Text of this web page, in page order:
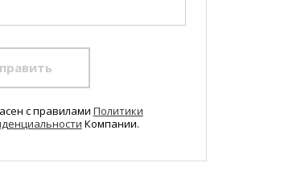
c правилами Политики
Компании.